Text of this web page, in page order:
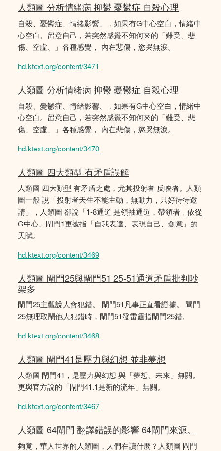
人類圖 分析情緒病 抑鬱 憂鬱症 自殺心理
自殺、憂鬱症、情緒影響、，如果有G中心空白，情緒中
心空白。留意自己，若突然感覺不知何來的「難受、悲
傷、空虛、」各種感覺， 內在悲傷，慾哭無淚。
hd.ktext.org/content/3471
人類圖 分析情緒病 抑鬱 憂鬱症 自殺心理
自殺、憂鬱症、情緒影響、，如果有G中心空白，情緒中
心空白。留意自己，若突然感覺不知何來的「難受、悲
傷、空虛、」各種感覺， 內在悲傷，慾哭無淚。
hd.ktext.org/content/3470
人類圖 四大類型 有矛盾誤解
人類圖 四大類型 有矛盾之處，尤其投射者 反映者。人類
圖一般 說「投射者天生不能主動，無動力，只好待待邀
請」，人類圖 卻說「1-8通道 是領袖通道，帶領者，依從
G中心」閘門1更被指「自我表達、表現自己、創意」的
天賦。
hd.ktext.org/content/3469
人類圖 閘門25與閘門51 25-51通道矛盾批判吵
架多
閘門25主觀說人會犯錯。 閘門51凡事正直看證據。 閘門
25無理取鬧他人犯錯時，閘門51發雷霆指閘門25錯。
hd.ktext.org/content/3468
人類圖 閘門41是壓力與幻想 並非夢想
人類圖 閘門41，是壓力與幻想 與「夢想、未來」無關。
更與官方說的「閘門41.1是新的流年」無關。
hd.ktext.org/content/3467
人類圖 64閘門 翻譯錯誤的影響 64閘門來源。
夠竟，華人世界的人類圖，人們在讀什麼？人類圖 閘門